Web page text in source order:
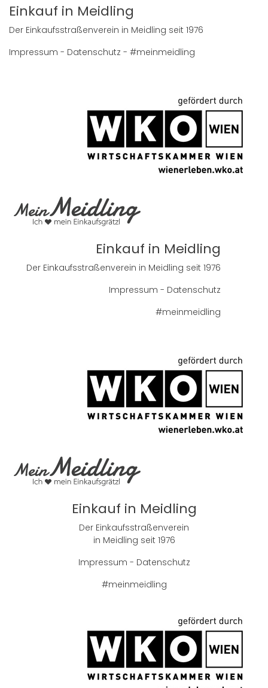
Einkauf in Meidling
Der Einkaufsstraßenverein in Meidling seit 1976
Impressum - Datenschutz - #meinmeidling
Einkauf in Meidling
Der Einkaufsstraßenverein in Meidling seit 1976
Impressum - Datenschutz
#meinmeidling
Einkauf in Meidling
Der Einkaufsstraßenverein
in Meidling seit 1976
Impressum - Datenschutz
#meinmeidling